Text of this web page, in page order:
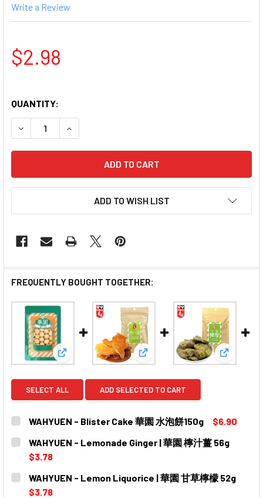
Write a Review
$2.98
QUANTITY:
ADD TO WISH LIST
FREQUENTLY BOUGHT TOGETHER:
View: WAHYUEN - Blister Cake 華園 水泡餅150g
View: WAHYUEN - Lemonade
View:
SELECT ALL ADD SELECTED TO CART
WAHYUEN - Blister Cake 華園 水泡餅150g
$6.90
CURRENT
STOCK:
QUANTITY:
WAHYUEN - Lemonade Ginger | 華園 檸汁薑 56g
$3.78
CURRENT
STOCK:
QUANTITY:
DECREASE QUANTITY OF WAHYUEN - LEMONADE GINGER |
WAHYUEN - Lemon Liquorice | 華園 甘草檸檬 52g
$3.78